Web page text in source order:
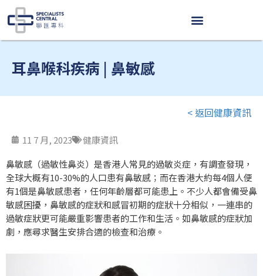
Skip
to
content
耳鼻喉科疾病 | 鼻敏感
11 7 月, 2023 健康資訊
< 返回健康資訊
鼻敏感（過敏性鼻炎）是香港人常見的過敏炎症，有調查發現，
全球大概有10-30%的人口患有鼻敏感；而在香港大約每4個人便
有1個是鼻敏感患者，任何年齡層都可能患上。不少人都會備受鼻
敏感困擾，鼻敏感的症狀和感冒初期的症狀十分相似，一連串的
過敏症狀更可能嚴重影響患者的工作和生活。如鼻敏感的症狀加
劇，應尋求醫生安排合適的檢查和治療。